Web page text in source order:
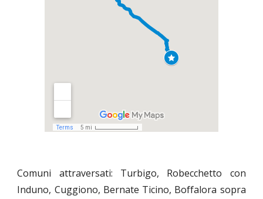
Comuni attraversati: Turbigo, Robecchetto con
Induno, Cuggiono, Bernate Ticino, Boffalora sopra